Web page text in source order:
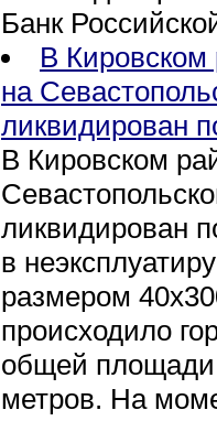
Банк
В Кировском
на
ликвидирован
В Кировском
ликвидирован
в
размером
происходило
общей площади
метров. На